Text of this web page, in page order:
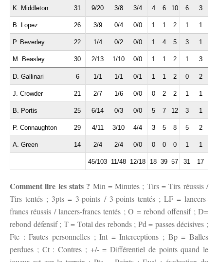
K. Middleton 31 9/20 3/8 3/4 4 6 10 6 3
B. Lopez 26 3/9 0/4 0/0 1 1 2 1 1
P. Beverley 22 1/4 0/2 0/0 1 4 5 3 1
M. Beasley 30 2/13 1/10 0/0 1 1 2 1 3
D. Gallinari 6 1/1 1/1 0/1 1 1 2 0 2
J. Crowder 21 2/7 1/6 0/0 0 2 2 1 1
B. Portis 25 6/14 0/3 0/0 5 7 12 3 1
P. Connaughton 29 4/11 3/10 4/4 3 5 8 5 2
A. Green 14 2/4 2/4 0/0 0 0 0 1 1
45/103 11/48 12/18 18 39 57 31 17
Comment lire les stats ? Min = Minutes ; Tirs = Tirs réussis /
Tirs tentés ; 3pts = 3-points / 3-points tentés ; LF = lancers-
francs réussis / lancers-francs tentés ; O = rebond offensif ; D=
rebond défensif ; T = Total des rebonds ; Pd = passes décisives ;
Fte : Fautes personnelles ; Int = Interceptions ; Bp = Balles
perdues ; Ct : Contres ; +/- = Différentiel de points quand le